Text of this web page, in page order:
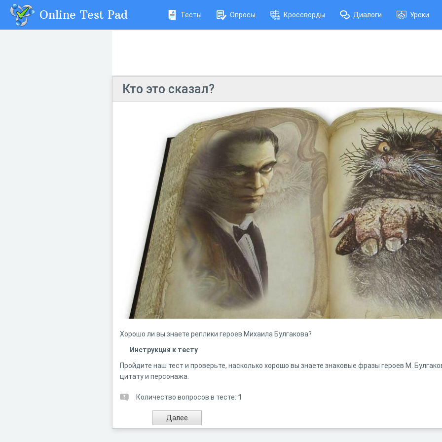
Online Test Pad Тесты Опросы Кроссворды Диалоги Уроки
Кто это сказал?
Хорошо ли вы знаете реплики героев Михаила Булгакова?
Инструкция к тесту
Пройдите наш тест и проверьте, насколько хорошо вы знаете знаковые фразы героев М.
цитату и персонажа.
Количество вопросов в тесте: 1